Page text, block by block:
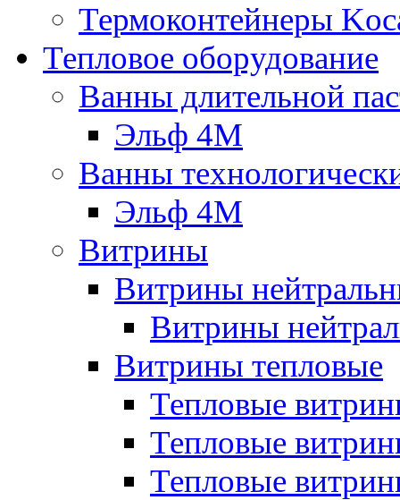
Термоконтейнеры
Тепловое оборудование
Ванны длительной
Эльф 4М
Ванны
Эльф 4М
Витрины
Витрины
Витрины
Витрины тепловые
Тепловые
Тепловые
Тепловые